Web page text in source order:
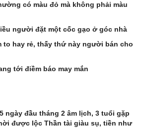
có màu đỏ mà không phải màu
người đặt một cốc gạo ở góc nhà
to hay rẻ, thấy thứ này người bán cho
tới điềm báo may mắn
ngày đầu tháng 2 âm lịch, 3 tuổi gặp
được lộc Thần tài giàu sụ, tiền như